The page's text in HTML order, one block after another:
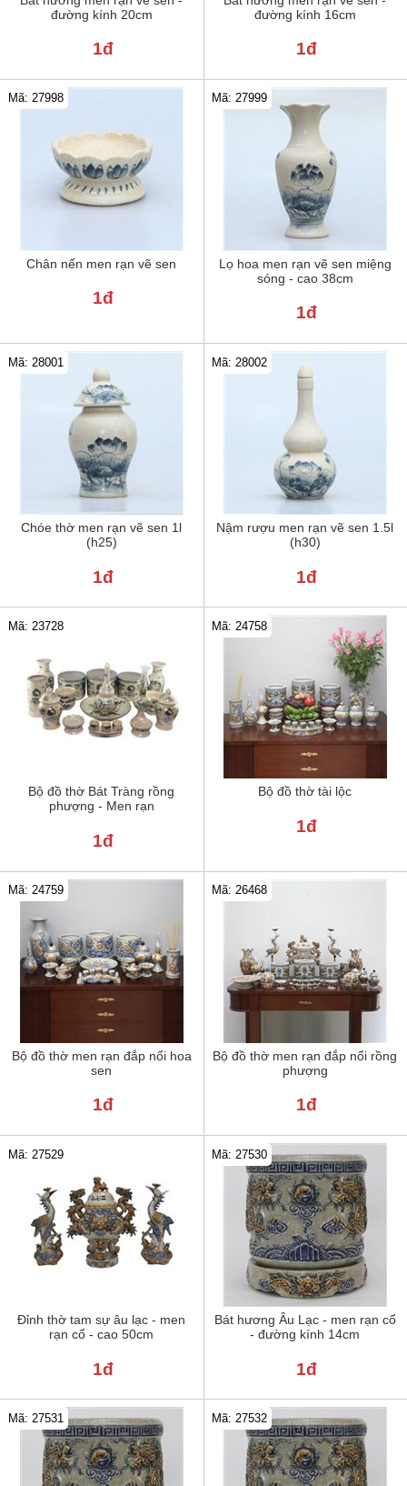
đường kính 20cm
1đ
đường kính 16cm
1đ
Chân nến men rạn vẽ sen
Mã: 27998
1đ
Lọ hoa men rạn vẽ sen miệng
sóng - cao 38cm
Mã: 27999
1đ
Chóe thờ men rạn vẽ sen 1l
(h25)
Mã: 28001
1đ
Nậm rượu men rạn vẽ sen 1.5l
(h30)
Mã: 28002
1đ
Bộ đồ thờ Bát Tràng rồng
phượng - Men rạn
Mã: 23728
1đ
Bộ đồ thờ tài lộc
Mã: 24758
1đ
Bộ đồ thờ men rạn đắp nổi hoa
sen
Mã: 24759
1đ
Bộ đồ thờ men rạn đắp nổi rồng
phượng
Mã: 26468
1đ
Đỉnh thờ tam sự âu lạc - men
rạn cổ - cao 50cm
Mã: 27529
1đ
Bát hương Âu Lạc - men rạn cổ
- đường kính 14cm
Mã: 27530
1đ
Mã: 27531 Mã: 27532